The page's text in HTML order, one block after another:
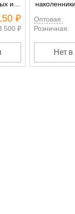
и
₽
500 ₽
Оптовая:
Розничная:
Нет в